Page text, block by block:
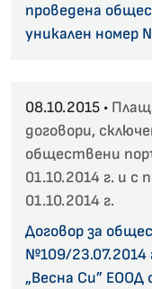
проведена
уникален номер
08.10.2015 •
договори,
обществени
01.10.2014 г. и с
01.10.2014 г.
Договор за
№109/
„Весна Си”